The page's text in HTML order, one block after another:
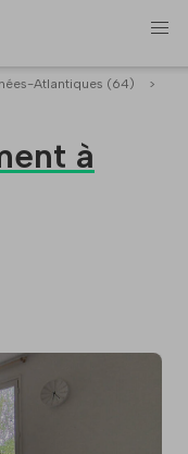
Atlantiques (64)
>
à